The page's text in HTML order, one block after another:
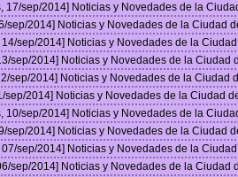
17/sep/2014] Noticias y Novedades de la
sep/2014] Noticias y Novedades de la Ciudad
14/sep/2014] Noticias y Novedades de la
sep/2014] Noticias y Novedades de la Ciudad
sep/2014] Noticias y Novedades de la Ciudad
sep/2014] Noticias y Novedades de la Ciudad
10/sep/2014] Noticias y Novedades de la
sep/2014] Noticias y Novedades de la Ciudad
07/sep/2014] Noticias y Novedades de la
sep/2014] Noticias y Novedades de la Ciudad